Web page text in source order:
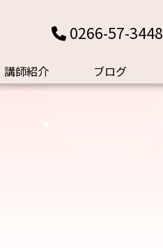
0266-57-3448
講師紹介 ブログ